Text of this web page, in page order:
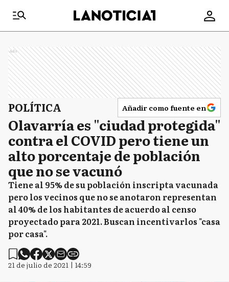
Ads
POLÍTICA Añadir como fuente en
Olavarría es "ciudad protegida"
contra el COVID pero tiene un
alto porcentaje de población
que no se vacunó
Tiene al 95% de su población inscripta vacunada
pero los vecinos que no se anotaron representan
al 40% de los habitantes de acuerdo al censo
proyectado para 2021. Buscan incentivarlos "casa
por casa".
21 de julio de 2021 | 14:59